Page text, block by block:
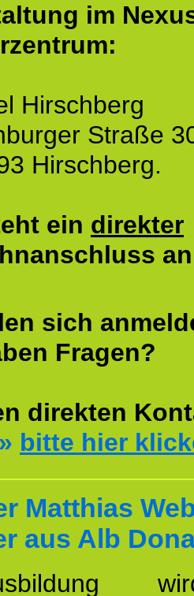
im
Hirschberg
Straße
Hirschberg.
ein direkter
sich
Fragen?
direkten
» bitte hier
Matthias
aus Alb